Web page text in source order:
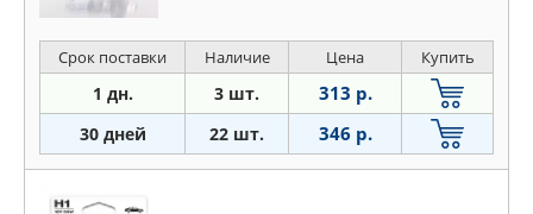
Срок поставки Наличие Цена Купить
1 дн. 3 шт. 313 р.
30 дней 22 шт. 346 р.